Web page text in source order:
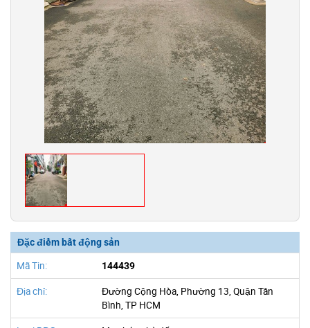
Đặc điểm bất động sản
Mã Tin: 144439
Địa chỉ:
Đường Cộng Hòa, Phường 13, Quận Tân
Bình, TP HCM